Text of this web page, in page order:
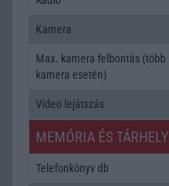
Kamera
Max. kamera felbontás (több
kamera esetén)
Video lejátszás
MEMÓRIA ÉS TÁRHELY
Telefonkönyv db